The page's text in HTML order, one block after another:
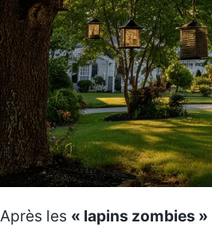
Après les « lapins zombies »